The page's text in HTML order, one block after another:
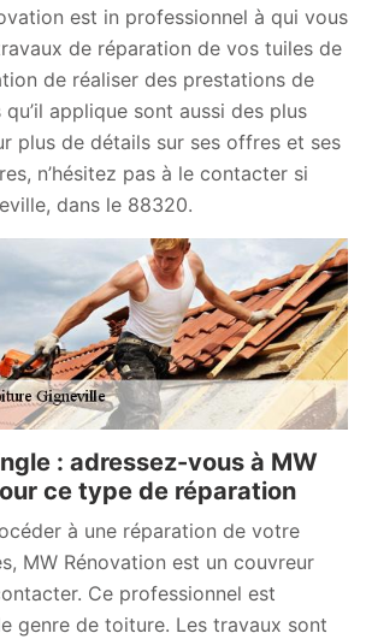
est in professionnel à qui vous
de réparation de vos tuiles de
de réaliser des prestations de
applique sont aussi des plus
plus de détails sur ses offres et ses
n’hésitez pas à le contacter si
dans le 88320.
: adressez-vous à MW
ce type de réparation
à une réparation de votre
MW Rénovation est un couvreur
Ce professionnel est
genre de toiture. Les travaux sont